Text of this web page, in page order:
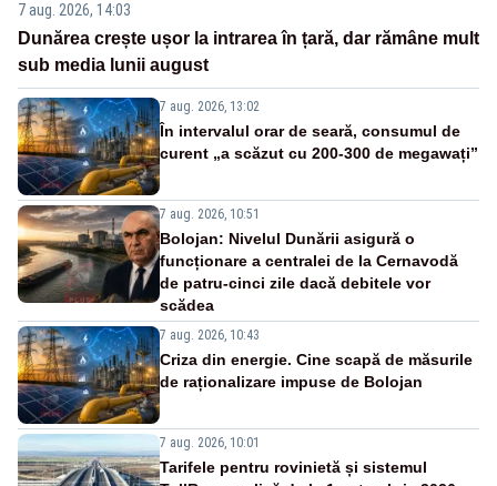
7 aug. 2026, 14:03
Dunărea crește ușor la intrarea în țară, dar rămâne mult
sub media lunii august
7 aug. 2026, 13:02
În intervalul orar de seară, consumul de
curent „a scăzut cu 200-300 de megawați”
7 aug. 2026, 10:51
Bolojan: Nivelul Dunării asigură o
funcționare a centralei de la Cernavodă
de patru-cinci zile dacă debitele vor
scădea
7 aug. 2026, 10:43
Criza din energie. Cine scapă de măsurile
de raționalizare impuse de Bolojan
7 aug. 2026, 10:01
Tarifele pentru rovinietă și sistemul